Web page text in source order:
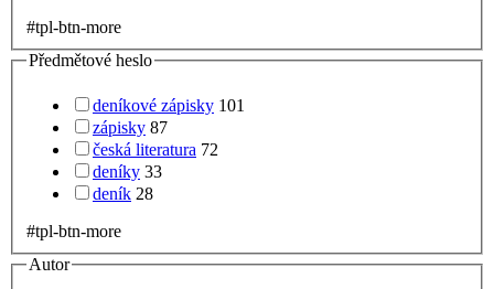
#tpl-btn-more
Předmětové heslo
deníkové zápisky 101
zápisky 87
česká literatura 72
deníky 33
deník 28
#tpl-btn-more
Autor